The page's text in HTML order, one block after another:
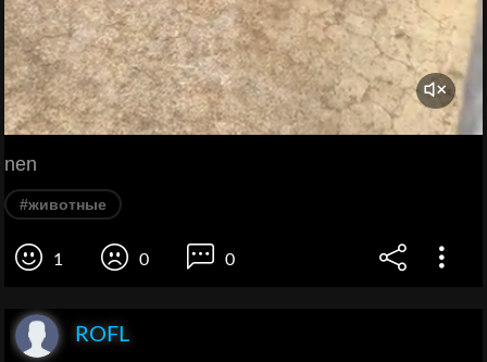
nen
#животные
1 0 0
ROFL